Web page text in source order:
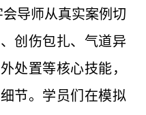
导师从真实案例切
创伤包扎、气道异
处置等核心技能，
节。学员们在模拟